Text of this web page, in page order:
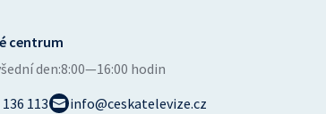
centrum
den:8:00—16:00 hodin
113
info@ceskatelevize.cz